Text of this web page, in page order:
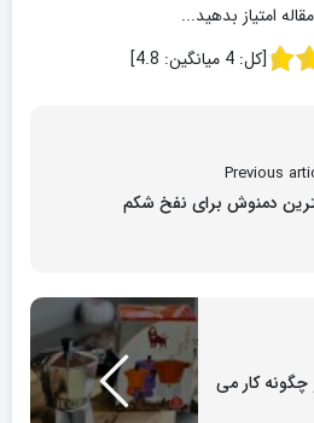
امتیاز بدهید...
[کل:4 میانگین: 4.8
]
Previous
دمنوش برای نفخ شکم
کار می